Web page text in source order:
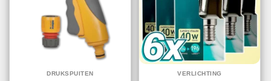
DRUKSPUITEN VERLICHTING